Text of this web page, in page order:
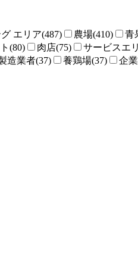
エリア(487) 農場(410) 青
(80) 肉店(75) サービスエ
造業者(37) 養鶏場(37) 企